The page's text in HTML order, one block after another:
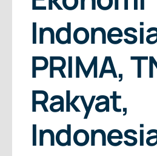
PRIMA,
Rakyat,